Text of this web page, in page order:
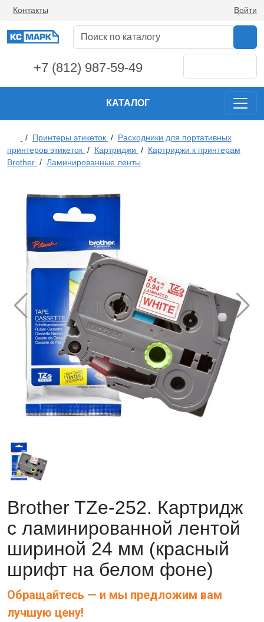
Контакты Войти
+7 (812) 987-59-49
КАТАЛОГ
/ Принтеры этикеток / Расходники для портативных
принтеров этикеток / Картриджи / Картриджи к принтерам
Brother / Ламинированные ленты
Brother TZe-252. Картридж
с ламинированной лентой
шириной 24 мм (красный
шрифт на белом фоне)
Обращайтесь — и мы предложим вам
лучшую цену!